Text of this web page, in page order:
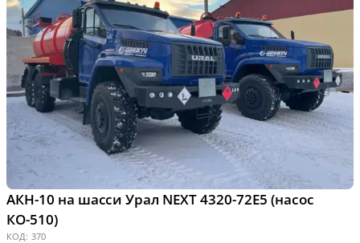
АКН-10 на шасси Урал NEXT 4320-72Е5 (насос
КО-510)
КОД: 370